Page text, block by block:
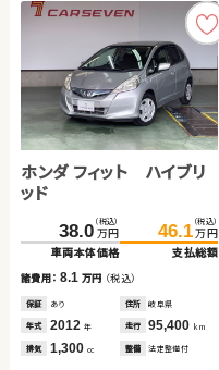
ホンダ フィット ハイブリ
ッド
38.0 （税込）
万円
車両本体価格
46.1 （税込）
万円
支払総額
諸費用：8.1 万円 （税込）
保証 あり 住所 岐阜県
年式 2012 年 走行 95,400 km
排気 1,300 cc 整備 法定整備付
ダイハツ ムーヴ キャンバ
ス
150.9 （税込）
万円
車両本体価格
159.8 （税込）
万円
支払総額
諸費用：8.9 万円 （税込）
保証 あり 住所 北海道
年式 2022 年 走行 38,600 km
排気 660cc 整備 法定整備付
ダイハツ ムーヴ コンテ
29.7 （税込）
万円
車両本体価格
37.4 （税込）
万円
支払総額
諸費用：7.7 万円 （税込）
保証 なし 住所 岡山県
年式 2009 年 走行 77,100 km
排気 660cc 整備 法定整備付